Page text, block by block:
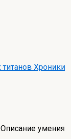
Хроники
Описание умения